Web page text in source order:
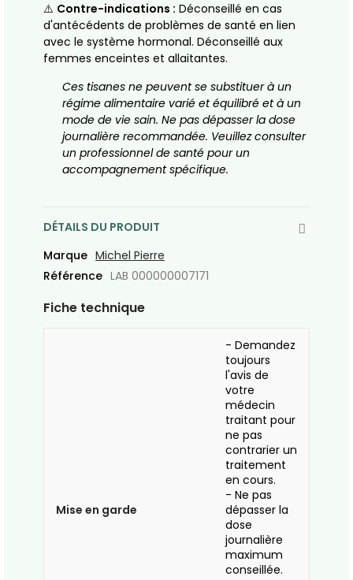
⚠️ Contre-indications : Déconseillé en cas
d'antécédents de problèmes de santé en lien
avec le système hormonal. Déconseillé aux
femmes enceintes et allaitantes.
Ces tisanes ne peuvent se substituer à un
régime alimentaire varié et équilibré et à un
mode de vie sain. Ne pas dépasser la dose
journalière recommandée. Veuillez consulter
un professionnel de santé pour un
accompagnement spécifique.
DÉTAILS DU PRODUIT
Marque Michel Pierre
Référence LAB 000000007171
Fiche technique
Mise en garde
- Demandez
toujours
l'avis de
votre
médecin
traitant pour
ne pas
contrarier un
traitement
en cours.
- Ne pas
dépasser la
dose
journalière
maximum
conseillée.